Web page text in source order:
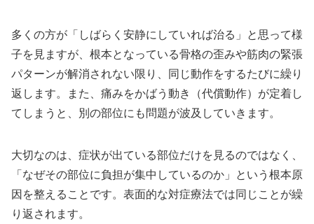
多くの方が「しばらく安静にしていれば治る」と思って様
子を見ますが、根本となっている骨格の歪みや筋肉の緊張
パターンが解消されない限り、同じ動作をするたびに繰り
返します。また、痛みをかばう動き（代償動作）が定着し
てしまうと、別の部位にも問題が波及していきます。
大切なのは、症状が出ている部位だけを見るのではなく、
「なぜその部位に負担が集中しているのか」という根本原
因を整えることです。表面的な対症療法では同じことが繰
り返されます。